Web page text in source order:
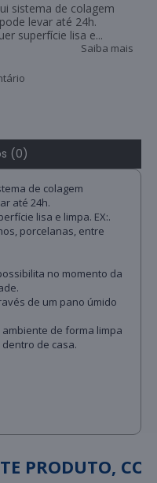
sistema de colagem
levar até 24h.
superfície lisa e...
Saiba mais
(0)
de colagem
até 24h.
lisa e limpa. EX:.
porcelanas, entre
no momento da
de um pano úmido
de forma limpa
de casa.
PRODUTO,